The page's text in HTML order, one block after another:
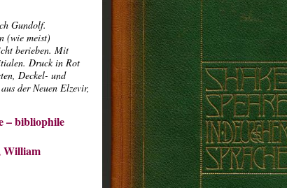
Gundolf.
(wie meist)
berieben. Mit
Druck in Rot
Deckel- und
der Neuen Elzevir,
– bibliophile
William